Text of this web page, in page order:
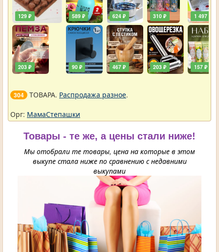
129 ₽
203 ₽
589 ₽
90 ₽
624 ₽
467 ₽
310 ₽
203 ₽
1 497 ₽
157 ₽
304 ТОВАРА. Распродажа разное.
Орг: МамаСтепашки
Товары - те же, а цены стали ниже!
Мы отобрали те товары, цена на которые в этом
выкупе стала ниже по сравнению с недавними
выкупами